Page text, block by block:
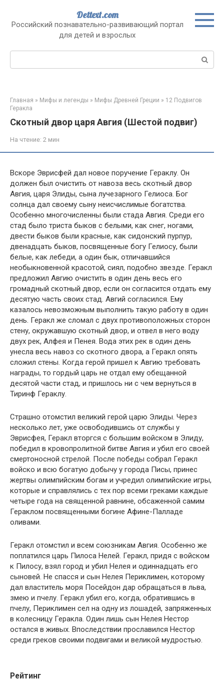
контенту
Dettext.com
Российский познавательно-развивающий портал
для детей и взрослых
Поиск:
Главная » Мифы и легенды » Мифы Древней Греции » 12 Подвигов
Геракла
Скотный двор царя Авгия (Шестой подвиг)
На чтение: 2 мин
Вскоре Эврисфей дал новое поручение Гераклу. Он
должен был очистить от навоза весь скотный двор
Авгия, царя Элиды, сына лучезарного Гелиоса. Бог
солнца дал своему сыну неисчислимые богатства.
Особенно многочисленны были стада Авгия. Среди его
стад было триста быков с белыми, как снег, ногами,
двести быков были красные, как сидонский пурпур,
двенадцать быков, посвященные богу Гелиосу, были
белые, как лебеди, а один бык, отличавшийся
необыкновенной красотой, сиял, подобно звезде. Геракл
предложил Авгию очистить в один день весь его
громадный скотный двор, если он согласится отдать ему
десятую часть своих стад. Авгий согласился. Ему
казалось невозможным выполнить такую работу в один
день. Геракл же сломал с двух противоположных сторон
стену, окружавшую скотный двор, и отвел в него воду
двух рек, Алфея и Пенея. Вода этих рек в один день
унесла весь навоз со скотного двора, а Геракл опять
сложил стены. Когда герой пришел к Авгию требовать
награды, то гордый царь не отдал ему обещанной
десятой части стад, и пришлось ни с чем вернуться в
Тиринф Гераклу.
Страшно отомстил великий герой царю Элиды. Через
несколько лет, уже освободившись от службы у
Эврисфея, Геракл вторгся с большим войском в Элиду,
победил в кровопролитной битве Авгия и убил его своей
смертоносной стрелой. После победы собрал Геракл
войско и всю богатую добычу у города Писы, принес
жертвы олимпийским богам и учредил олимпийские игры,
которые и справлялись с тех пор всеми греками каждые
четыре года на священной равнине, обсаженной самим
Гераклом посвященными богине Афине-Палладе
оливами.
Геракл отомстил и всем союзникам Авгия. Особенно же
поплатился царь Пилоса Нелей. Геракл, придя с войском
к Пилосу, взял город и убил Нелея и одиннадцать его
сыновей. Не спасся и сын Нелея Периклимен, которому
дал властитель моря Посейдон дар обращаться в льва,
змею и пчелу. Геракл убил его, когда, обратившись в
пчелу, Периклимен сел на одну из лошадей, запряженных
в колесницу Геракла. Один лишь сын Нелея Нестор
остался в живых. Впоследствии прославился Нестор
среди греков своими подвигами и великой мудростью.
Рейтинг